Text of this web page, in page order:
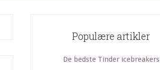
Populære artikler
De bedste Tinder icebreakers